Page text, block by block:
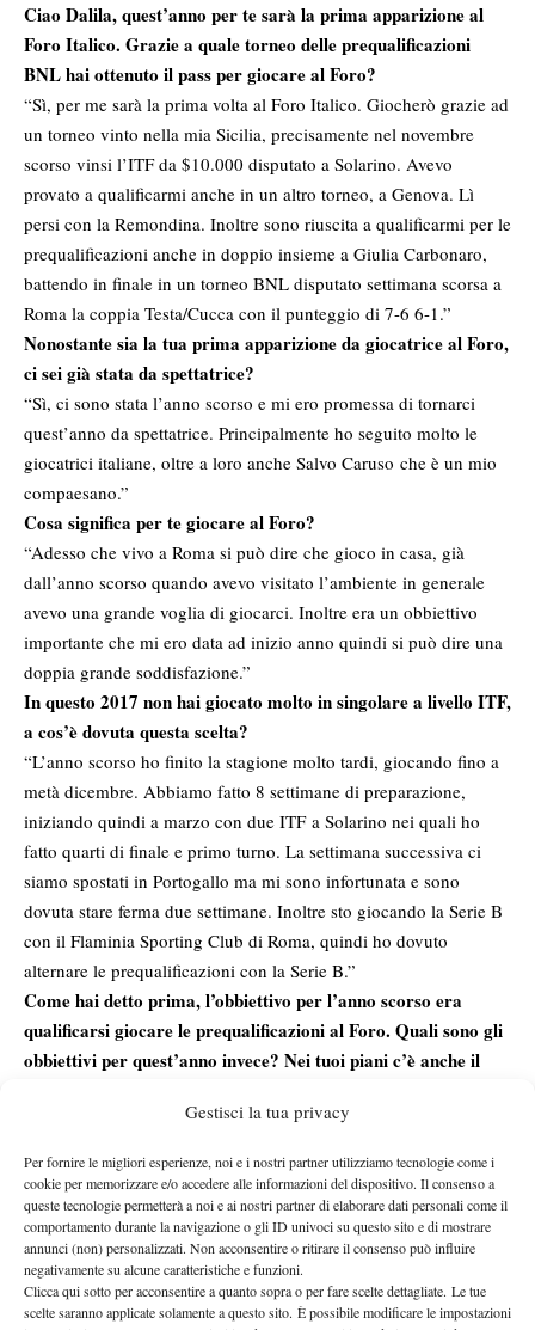
Gestisci la tua privacy
Per fornire le migliori esperienze, noi e i nostri partner utilizziamo tecnologie come i
cookie per memorizzare e/o accedere alle informazioni del dispositivo. Il consenso a
queste tecnologie permetterà a noi e ai nostri partner di elaborare dati personali come il
comportamento durante la navigazione o gli ID univoci su questo sito e di mostrare
annunci (non) personalizzati. Non acconsentire o ritirare il consenso può influire
negativamente su alcune caratteristiche e funzioni.
Clicca qui sotto per acconsentire a quanto sopra o per fare scelte dettagliate. Le tue
scelte saranno applicate solamente a questo sito. È possibile modificare le impostazioni
Ciao Dalila, quest’anno per te sarà la prima apparizione al
Foro Italico. Grazie a quale torneo delle prequalificazioni
BNL hai ottenuto il pass per giocare al Foro?
“Sì, per me sarà la prima volta al Foro Italico. Giocherò grazie ad
un torneo vinto nella mia Sicilia, precisamente nel novembre
scorso vinsi l’ITF da $10.000 disputato a Solarino. Avevo
provato a qualificarmi anche in un altro torneo, a Genova. Lì
persi con la Remondina. Inoltre sono riuscita a qualificarmi per le
prequalificazioni anche in doppio insieme a Giulia Carbonaro,
battendo in finale in un torneo BNL disputato settimana scorsa a
Roma la coppia Testa/Cucca con il punteggio di 7-6 6-1.”
Nonostante sia la tua prima apparizione da giocatrice al Foro,
ci sei già stata da spettatrice?
“Sì, ci sono stata l’anno scorso e mi ero promessa di tornarci
quest’anno da spettatrice. Principalmente ho seguito molto le
giocatrici italiane, oltre a loro anche Salvo Caruso che è un mio
compaesano.”
Cosa significa per te giocare al Foro?
“Adesso che vivo a Roma si può dire che gioco in casa, già
dall’anno scorso quando avevo visitato l’ambiente in generale
avevo una grande voglia di giocarci. Inoltre era un obbiettivo
importante che mi ero data ad inizio anno quindi si può dire una
doppia grande soddisfazione.”
In questo 2017 non hai giocato molto in singolare a livello ITF,
a cos’è dovuta questa scelta?
“L’anno scorso ho finito la stagione molto tardi, giocando fino a
metà dicembre. Abbiamo fatto 8 settimane di preparazione,
iniziando quindi a marzo con due ITF a Solarino nei quali ho
fatto quarti di finale e primo turno. La settimana successiva ci
siamo spostati in Portogallo ma mi sono infortunata e sono
dovuta stare ferma due settimane. Inoltre sto giocando la Serie B
con il Flaminia Sporting Club di Roma, quindi ho dovuto
alternare le prequalificazioni con la Serie B.”
Come hai detto prima, l’obbiettivo per l’anno scorso era
qualificarsi giocare le prequalificazioni al Foro. Quali sono gli
obbiettivi per quest’anno invece? Nei tuoi piani c’è anche il
“Sì, come ti dicevo l’obiettivo ad inizio anno era giocare le
le qualificazioni, ma vedremo passo per passo. Per quanto
riguarda il doppio: sì assolutamente, mi piace moltissimo giocare
questa specialità.”
Entrando più sul personale, com’è nata in te la passione per il
tennis? C’è qualche giocatrice del passato o del presente a cui